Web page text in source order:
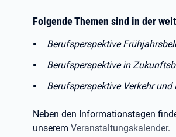
Folgende Themen sind in der
Berufsperspektive
Berufsperspektive in
Berufsperspektive Verkehr
Neben den Informationstagen
unserem Veranstaltungskalender.